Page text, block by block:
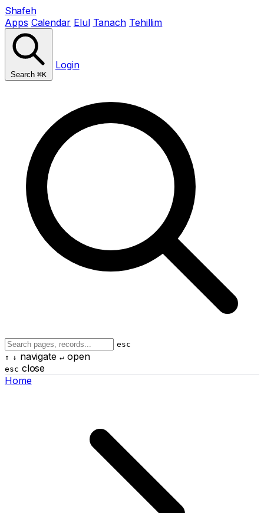
Shafeh
Apps Calendar Elul Tanach Tehillim
Search ⌘K
Login
esc
↑ ↓ navigate ↵open
esc close
Home